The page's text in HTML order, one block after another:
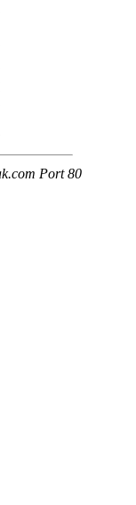
Port 80